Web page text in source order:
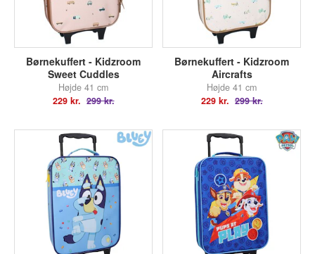
Børnekuffert - Kidzroom
Sweet Cuddles
Højde 41 cm
229 kr. 299 kr.
Børnekuffert - Kidzroom
Aircrafts
Højde 41 cm
229 kr. 299 kr.